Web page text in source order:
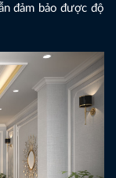
đảm bảo được độ